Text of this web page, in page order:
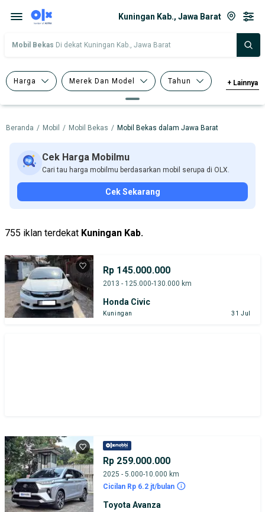
Kuningan Kab., Jawa Barat
Mobil Bekas Di dekat Kuningan Kab., Jawa Barat
Harga Merek Dan Model Tahun
Tipe Bodi Tipe Membership
+ Lainnya
Beranda / Mobil / Mobil Bekas / Mobil Bekas dalam Jawa Barat
Cek Harga Mobilmu
Cari tau harga mobilmu berdasarkan mobil serupa di OLX.
Cek Sekarang
755 iklan terdekat Kuningan Kab.
Rp 145.000.000
2013 - 125.000-130.000 km
Honda Civic
Kuningan 31 Jul
Rp 259.000.000
2025 - 5.000-10.000 km
Cicilan Rp 6.2 jt/bulan
Toyota Avanza